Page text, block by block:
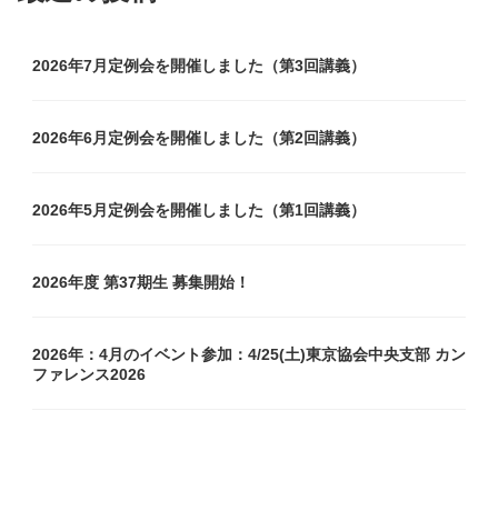
2026年7月定例会を開催しました（第3回講義）
2026年6月定例会を開催しました（第2回講義）
2026年5月定例会を開催しました（第1回講義）
2026年度 第37期生 募集開始！
2026年：4月のイベント参加：4/25(土)東京協会中央支部 カン
ファレンス2026